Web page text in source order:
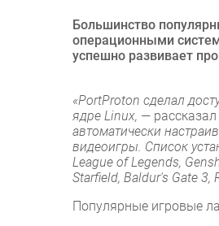
Фиксированная
Интеграция
Большинство
операционными
успешно развивает
«PortProton сделал
ядре Linux, —
автоматически
видеоигры. Список
League of Legends,
Starfield, Baldur's Gate
Популярные игровые